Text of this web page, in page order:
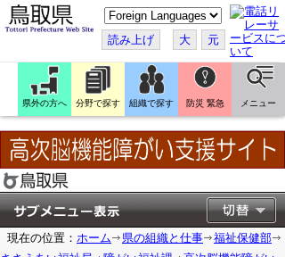
こ
の
ペ
ー
ジ
翻
訳
す
る
読み上げ 大 元
県外の方へ 分野で探す 組織で探す 防災 緊急 メニュー
現在の位置： ホーム 県の組織と仕事
福祉保健部